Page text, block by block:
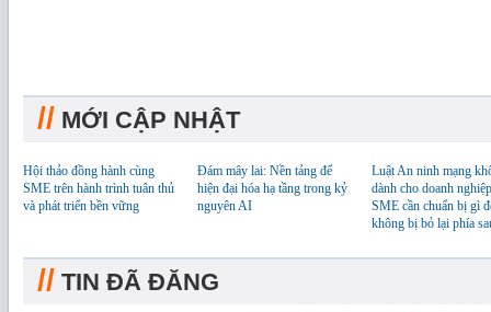
// MỚI CẬP NHẬT
Hội thảo đồng hành cùng
SME trên hành trình tuân thủ
và phát triển bền vững
Đám mây lai: Nền tảng để
hiện đại hóa hạ tầng trong kỷ
nguyên AI
Luật An ninh mạng
dành cho doanh
SME cần chuẩn bị gì
không bị bỏ lại phía
// TIN ĐÃ ĐĂNG